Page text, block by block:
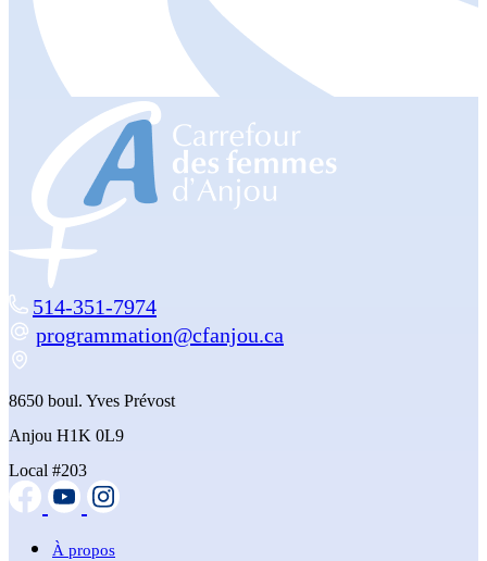
514-351-7974
programmation@cfanjou.ca
8650 boul. Yves Prévost
Anjou H1K 0L9
Local #203
À propos